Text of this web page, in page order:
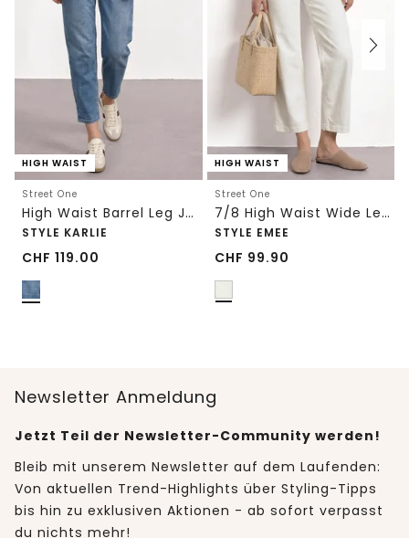
HIGH WAIST
Street One
High Waist Barrel Leg Jeans im Loose Fit
STYLE KARLIE
CHF 119.00
HIGH WAIST
Street One
7/8 High Waist Wide Leg Jeans im Loose Fit
STYLE EMEE
CHF 99.90
Newsletter Anmeldung
Jetzt Teil der Newsletter-Community werden!
Bleib mit unserem Newsletter auf dem Laufenden:
Von aktuellen Trend-Highlights über Styling-Tipps
bis hin zu exklusiven Aktionen - ab sofort verpasst
du nichts mehr!